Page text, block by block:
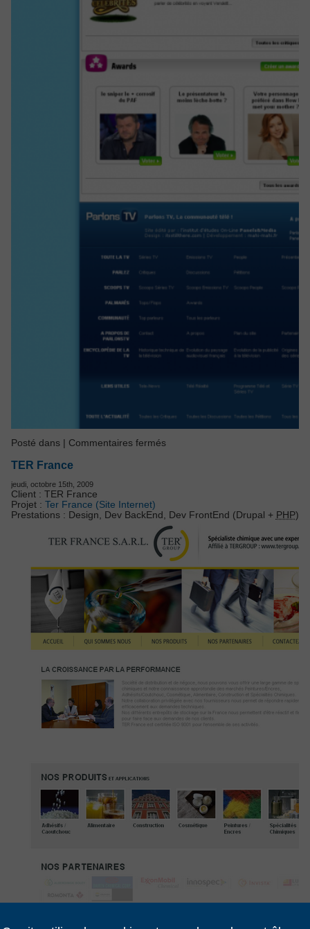
Posté dans | Commentaires ferméssur
TER France
jeudi, octobre 15th, 2009
Client : TER France
Projet : Ter France (Site Internet)
Prestations : Design, Dev BackEnd, Dev FrontEnd (Drupal + PHP)